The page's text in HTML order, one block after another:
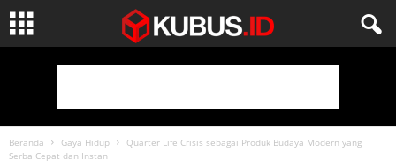
Beranda Gaya Hidup
Quarter Life Crisis sebagai Produk Budaya Modern yang
Serba Cepat dan Instan